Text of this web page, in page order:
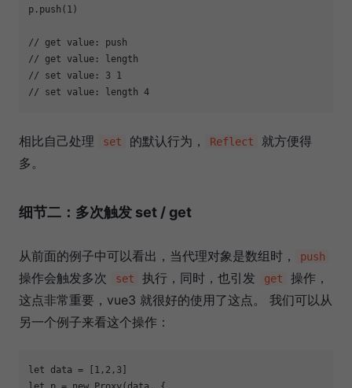
p.push( 1)
// get value: push
// get value: length
// set value: 3 1
// set value: length 4
相比自己处理 set 的默认行为， Reflect
就方便得
多。
细节二：多次触发 set / get
从前面的例子中可以看出，当代理对象是数组时， push
操作会触发多次 set 执行，同时，也引发 get
操作，
这点非常重要，vue3 就很好的使用了这点。 我们可以从
另一个例子来看这个操作：
let data = [ 1 , 2 , 3